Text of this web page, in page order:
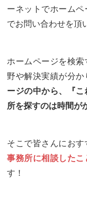
ーネットでホーム
でお問い合わせを頂
ホームページを検
野や解決実績が分か
ージの中から、『
所を探すのは時間が
そこで皆さんにおす
事務所に相談した
す！